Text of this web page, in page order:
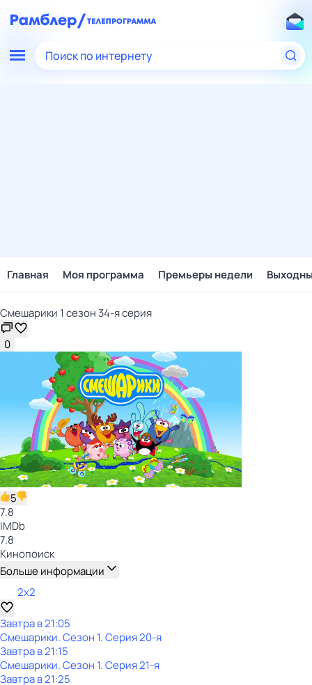
Поиск по интернету
Главная Моя программа Премьеры недели
Смешарики 1 сезон 34-я серия
0
5
7.8
IMDb
7.8
Кинопоиск
Больше информации
2x2
Завтра в 21:05
Смешарики. Сезон 1. Серия 20-я
Завтра в 21:15
Смешарики. Сезон 1. Серия 21-я
Завтра в 21:25